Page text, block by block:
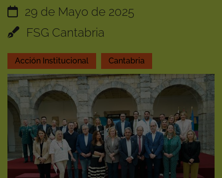
29 de Mayo de 2025
FSG Cantabria
Acción Institucional Cantabria